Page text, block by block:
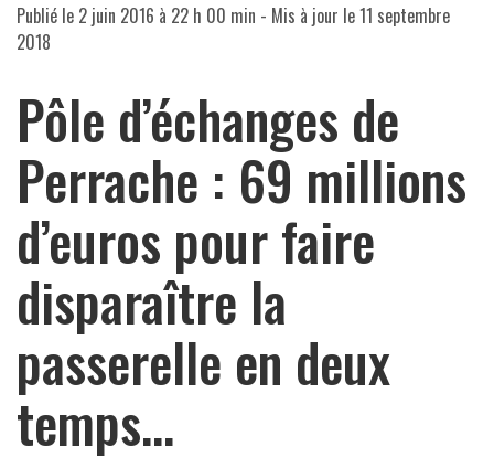
Publié le 2 juin 2016 à 22 h 00 min - Mis à jour le11 septembre
2018
Pôle d’échanges de
Perrache : 69 millions
d’euros pour faire
disparaître la
passerelle en deux
temps…